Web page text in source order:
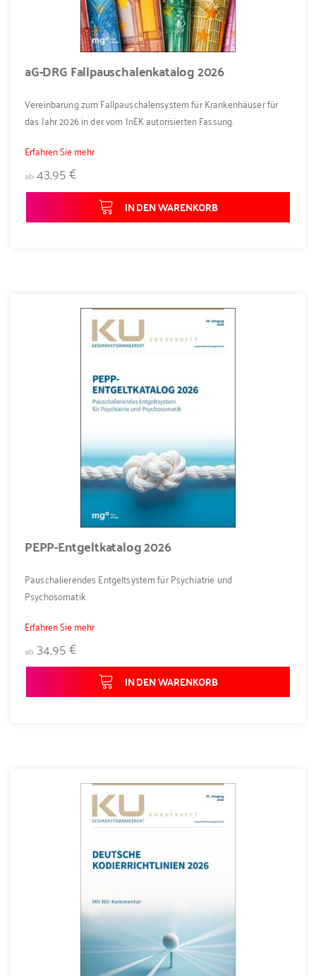
aG-DRG Fallpauschalenkatalog 2026
Vereinbarung zum Fallpauschalensystem für Krankenhäuser für
das Jahr 2026 in der vom InEK autorisierten Fassung.
Erfahren Sie mehr
ab43,95 €
IN DEN WARENKORB
PEPP-Entgeltkatalog 2026
Pauschalierendes Entgeltsystem für Psychiatrie und
Psychosomatik
Erfahren Sie mehr
ab 34,95 €
IN DEN WARENKORB